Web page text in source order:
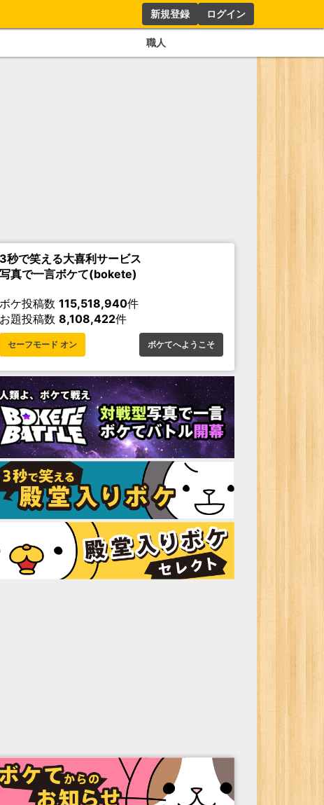
新規登録 ログイン
職人
3秒で笑える大喜利サービス
写真で一言ボケて(bokete)
ボケ投稿数 115,518,940件
お題投稿数 8,108,422件
セーフモード オン ボケてへようこそ